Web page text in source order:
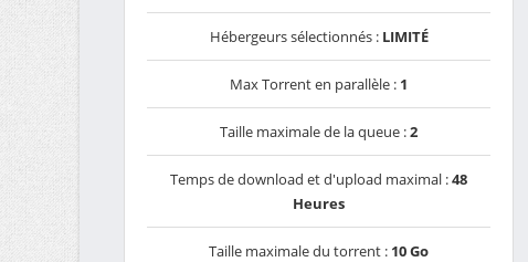
Hébergeurs sélectionnés : LIMITÉ
Max Torrent en parallèle : 1
Taille maximale de la queue :2
Temps de download et d'upload maximal :48
Heures
Taille maximale du torrent : 10 Go